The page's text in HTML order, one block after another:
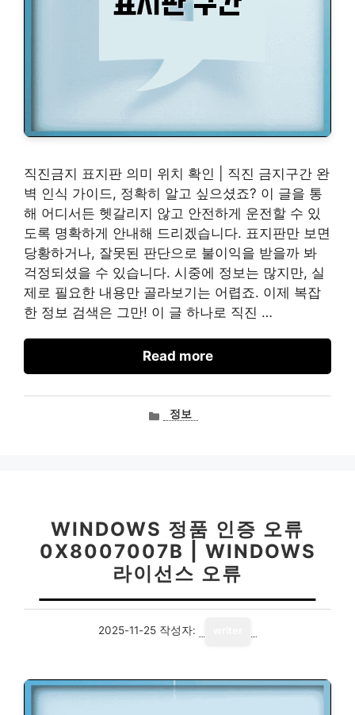
직진금지 표지판 의미 위치 확인 | 직진 금지구간 완
벽 인식 가이드, 정확히 알고 싶으셨죠? 이 글을 통
해 어디서든 헷갈리지 않고 안전하게 운전할 수 있
도록 명확하게 안내해 드리겠습니다. 표지판만 보면
당황하거나, 잘못된 판단으로 불이익을 받을까 봐
걱정되셨을 수 있습니다. 시중에 정보는 많지만, 실
제로 필요한 내용만 골라보기는 어렵죠. 이제 복잡
한 정보 검색은 그만! 이 글 하나로 직진 …
Read more
카정보
WINDOWS 정품 인증 오류
0X8007007B | WINDOWS
라이선스 오류
2025-11-25 작성자: